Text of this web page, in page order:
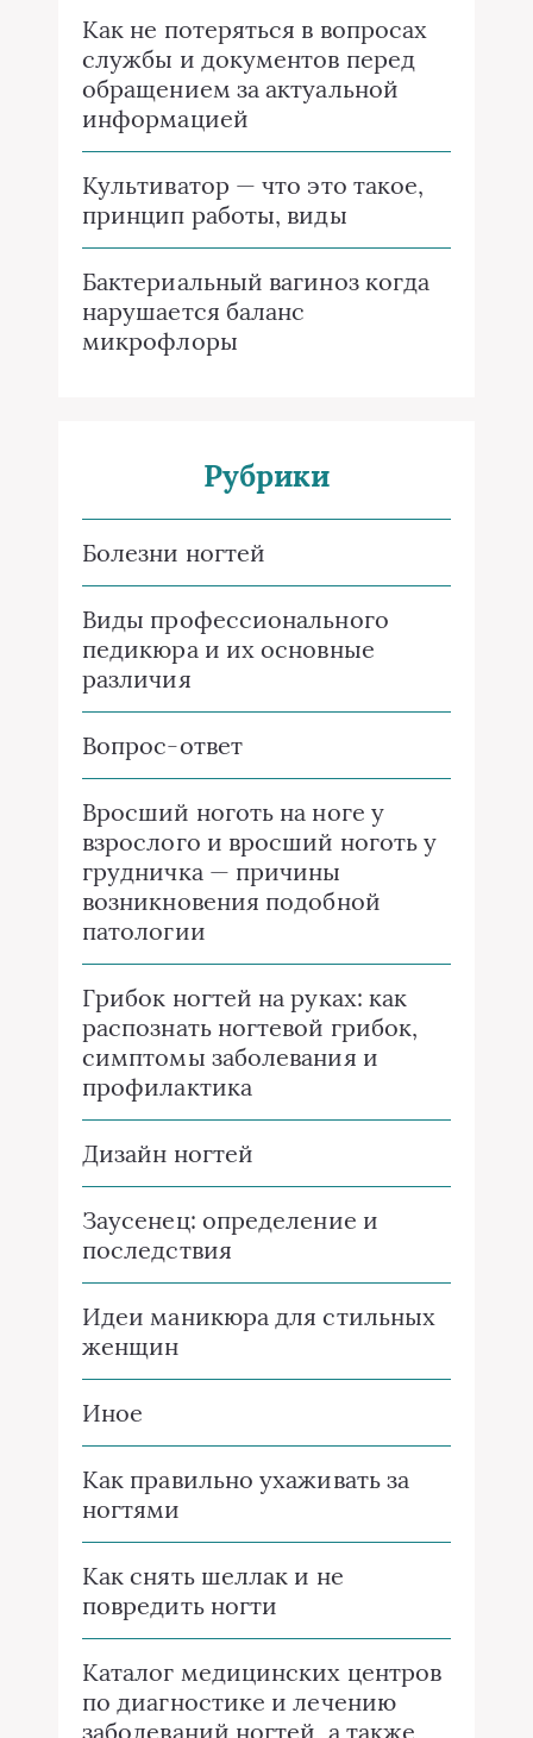
Как не потеряться в вопросах
службы и документов перед
обращением за актуальной
информацией
Культиватор — что это такое,
принцип работы, виды
Бактериальный вагиноз когда
нарушается баланс
микрофлоры
Рубрики
Болезни ногтей
Виды профессионального
педикюра и их основные
различия
Вопрос-ответ
Вросший ноготь на ноге у
взрослого и вросший ноготь у
грудничка — причины
возникновения подобной
патологии
Грибок ногтей на руках: как
распознать ногтевой грибок,
симптомы заболевания и
профилактика
Дизайн ногтей
Заусенец: определение и
последствия
Идеи маникюра для стильных
женщин
Иное
Как правильно ухаживать за
ногтями
Как снять шеллак и не
повредить ногти
Каталог медицинских центров
по диагностике и лечению
заболеваний ногтей, а также